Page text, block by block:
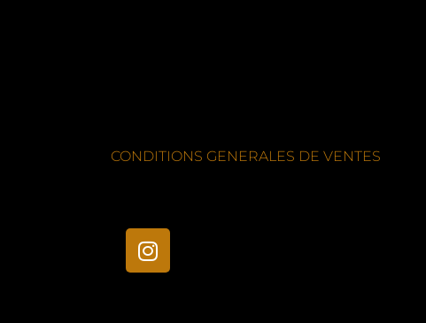
CONDITIONS GENERALES DE VENTES